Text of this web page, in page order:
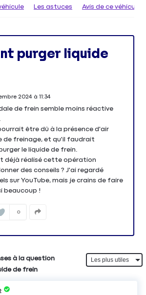
Les astuces Avis de ce véhicule
purger liquide
2024à 11:34
de frein semble moins réactive
être dû à la présence d'air
de freinage, et qu'il faudrait
le liquide de frein.
déjà réalisé cette opération
des conseils ? J'ai regardé
sur YouTube, mais je crains de faire
beaucoup !
0
à la question
de frein